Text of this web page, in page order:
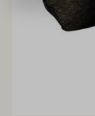
Huisnummer*